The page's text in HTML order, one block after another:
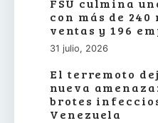
FSU culmina
con más de
ventas y 196
31 julio, 2026
El terremoto
nueva
brotes
Venezuela